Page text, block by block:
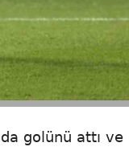
golünü attı ve